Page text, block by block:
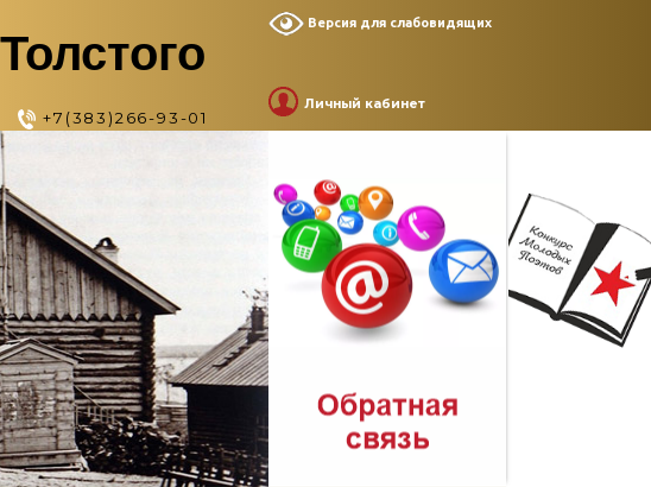
+7(383)266-93-01
Версия для слабовидящих
Личный кабинет